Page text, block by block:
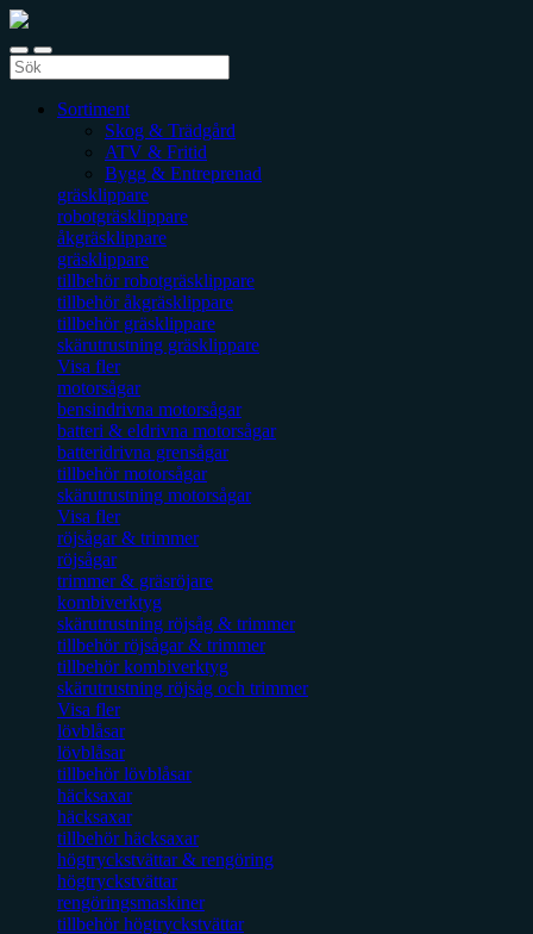
Sortiment
Skog & Trädgård
ATV & Fritid
Bygg & Entreprenad
gräsklippare
robotgräsklippare
åkgräsklippare
gräsklippare
tillbehör robotgräsklippare
tillbehör åkgräsklippare
tillbehör gräsklippare
skärutrustning gräsklippare
Visa fler
motorsågar
bensindrivna motorsågar
batteri & eldrivna motorsågar
batteridrivna grensågar
tillbehör motorsågar
skärutrustning motorsågar
Visa fler
röjsågar & trimmer
röjsågar
trimmer & gräsröjare
kombiverktyg
skärutrustning röjsåg & trimmer
tillbehör röjsågar & trimmer
tillbehör kombiverktyg
skärutrustning röjsåg och trimmer
Visa fler
lövblåsar
lövblåsar
tillbehör lövblåsar
häcksaxar
häcksaxar
tillbehör häcksaxar
högtryckstvättar & rengöring
högtryckstvättar
rengöringsmaskiner
tillbehör högtryckstvättar